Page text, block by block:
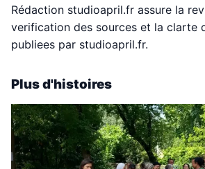
Rédaction studioapril.fr assure la
verification des sources et la clarte
publiees par studioapril.fr.
Plus d'histoires